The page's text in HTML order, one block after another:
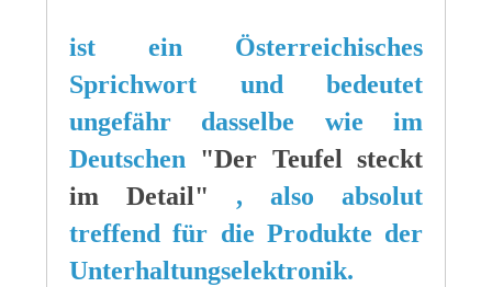
ist ein Österreichisches
Sprichwort und bedeutet
ungefähr dasselbe wie im
Deutschen "Der Teufel steckt
im Detail" , also absolut
treffend für die Produkte der
Unterhaltungselektronik.